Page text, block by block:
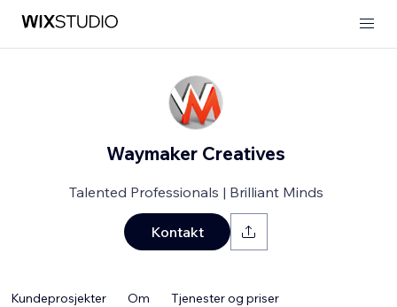
Waymaker Creatives
Talented Professionals | Brilliant Minds
Kontakt
Kundeprosjekter Om Tjenester og priser